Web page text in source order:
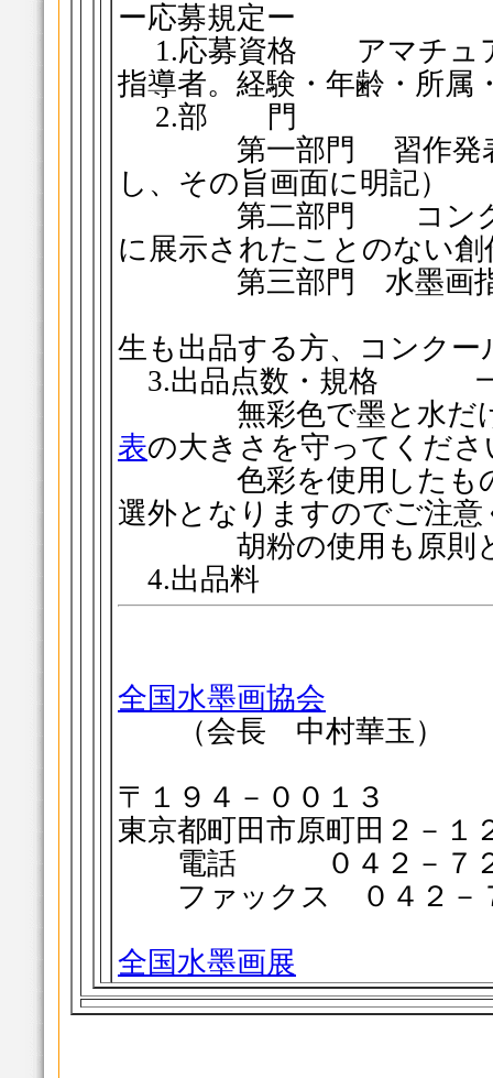
ー応募規定ー
1.応募資格 アマチュア
指導者。経験・年齢・所属
2.部 門
第一部門 習作発表
し、その旨画面に明
第二部門 コンクー
に展示されたことのな
第三部門 水墨画指
生も出品する方、コンクー
3.出品点数・規
無彩色で墨と水だけ
表の大きさを守って
色彩を使用したもの
選外となりますのでご
胡粉の使用も原則と
4.出品料
全国水墨画協会
（会長 中村華玉）
〒１９４－００１３
東京都町田市原町田２－１
電話 ０４２－７２
ファックス ０４２－７
全国水墨画展